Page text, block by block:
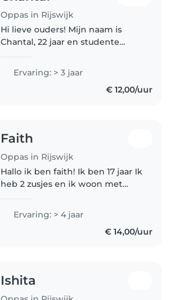
Oppas in Rijswijk
Hi lieve ouders! Mijn naam is
Chantal, 22 jaar en studente
en heb meer dan 3 jaar ervaring
met oppassen (alle leeftijden)...
Ervaring: > 3 jaar
€ 12,00/uur
Faith
Oppas in Rijswijk
Hallo ik ben faith! Ik ben 17 jaar Ik
heb 2 zusjes en ik woon met
en 2 katten. Ik ben graag met
vriendinnen. Mijn beste vriendin
heeft 4 zusjes en 1 broertje..
Ervaring: > 4 jaar
€ 14,00/uur
Ishita